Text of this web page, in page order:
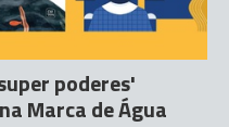
poderes'
Marca de Água